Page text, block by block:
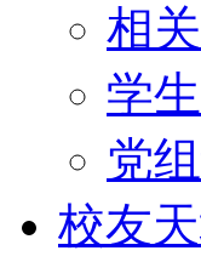
相
学
党
校友